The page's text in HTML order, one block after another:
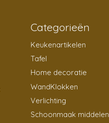
Categorieën
Keukenartikelen
Tafel
Home decoratie
WandKlokken
Verlichting
Schoonmaak middelen